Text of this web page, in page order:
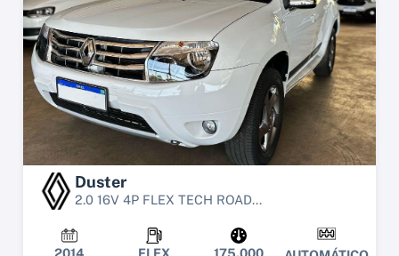
Duster
2.0 16V 4P FLEX TECH ROAD...